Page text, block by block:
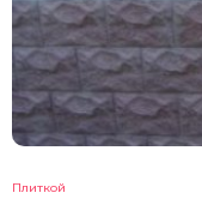
Плиткой